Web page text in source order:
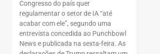
Congresso do país quer
regulamentar o setor de IA “até
acabar com ele”, segundo uma
entrevista concedida ao Punchbowl
News e publicada na sexta-feira. As